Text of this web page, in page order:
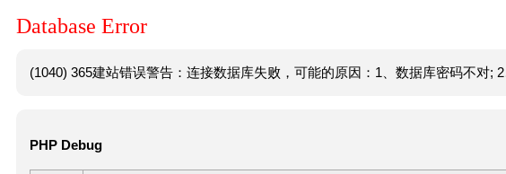
Database Error
(1040) 365建站错误警告：连接数据库失败，可能的原因：1、数据库密码不对; 2
PHP Debug